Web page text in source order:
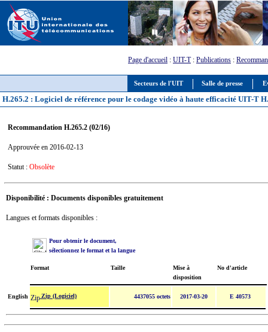
Secteurs de l'UIT Salle de presse
Page d'accueil : UIT-T: Publications :
H.265.2 : Logiciel de référence pour le codage vidéo à haute efficacité UIT-T
Recommandation H.265.2 (02/16)
Approuvée en 2016-02-13
Statut : Obsolète
Disponibilité : Documents disponibles gratuitement
Langues et formats disponibles :
Pour obtenir le document,
sélectionnez le format et la langue
Format Taille
Mise à
disposition
No d'article
English Zip (Logiciel) 4437055 octets 2017-03-20 E 40573